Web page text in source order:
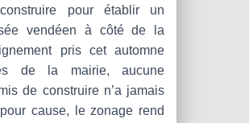
pour établir un
vendéen à côté de la
pris cet automne
de la mairie, aucune
de construire n’a jamais
cause, le zonage rend